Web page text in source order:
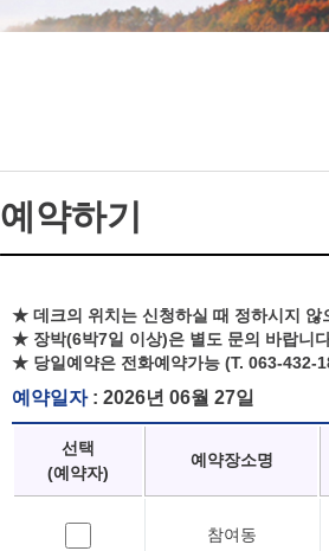
예약하기
★ 데크의 위치는 신청하실 때 정하시지 않
★ 장박(6박7일 이상)은 별도 문의 바랍니
★ 당일예약은 전화예약가능 (T. 063-432-
예약일자: 2026년 06월 27일
선택
(예약자)
예약장소명
참여동